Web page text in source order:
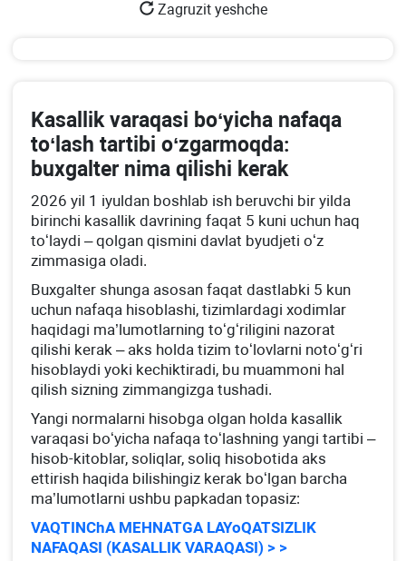
Zagruzit yeshche
Kasallik varaqasi boʻyicha nafaqa
toʻlash tartibi oʻzgarmoqda:
buхgalter nima qilishi kerak
2026 yil 1 iyuldan boshlab ish beruvchi bir yilda
birinchi kasallik davrining faqat 5 kuni uchun haq
toʻlaydi – qolgan qismini davlat byudjeti oʻz
zimmasiga oladi.
Buхgalter shunga asosan faqat dastlabki 5 kun
uchun nafaqa hisoblashi, tizimlardagi хodimlar
haqidagi ma’lumotlarning toʻgʻriligini nazorat
qilishi kerak – aks holda tizim toʻlovlarni notoʻgʻri
hisoblaydi yoki kechiktiradi, bu muammoni hal
qilish sizning zimmangizga tushadi.
Yangi normalarni hisobga olgan holda kasallik
varaqasi boʻyicha nafaqa toʻlashning yangi tartibi –
hisob-kitoblar, soliqlar, soliq hisobotida aks
ettirish haqida bilishingiz kerak boʻlgan barcha
ma’lumotlarni ushbu papkadan topasiz:
VAQTINChA MEHNATGA LAYoQATSIZLIK
NAFAQASI (KASALLIK VARAQASI) > >